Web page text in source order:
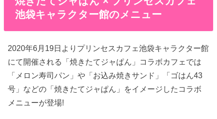
池袋キャラクター館のメニュー
2020年6月19日よりプリンセスカフェ池袋キャラクター館
にて開催される「焼きたてジャぱん」コラボカフェでは
「メロン寿司パン」や「お込み焼きサンド」「ゴはん43
号」などの「焼きたてジャぱん」をイメージしたコラボ
メニューが登場!